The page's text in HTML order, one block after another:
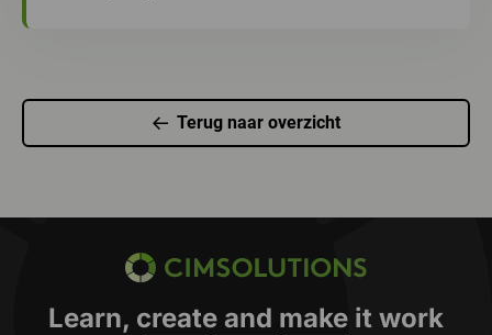
Terug naar overzicht
Learn, create and make it work